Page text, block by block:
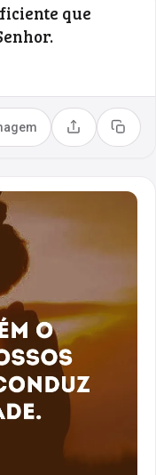
que
Compartilhar
Copiar